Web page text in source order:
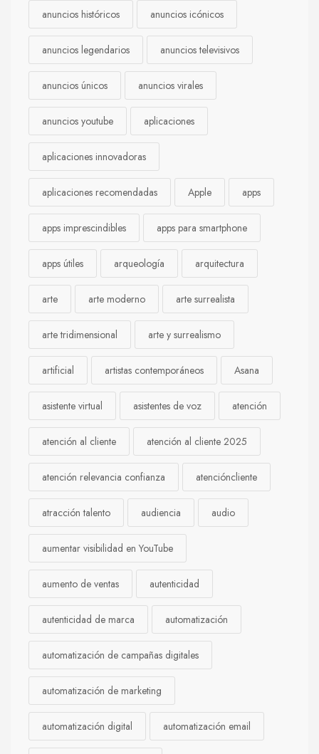
anuncios históricos anuncios icónicos
anuncios legendarios anuncios televisivos
anuncios únicos anuncios virales
anuncios youtube aplicaciones
aplicaciones innovadoras
aplicaciones recomendadas Apple apps
apps imprescindibles apps para smartphone
apps útiles arqueología arquitectura
arte arte moderno arte surrealista
arte tridimensional arte y surrealismo
artificial artistas contemporáneos Asana
asistente virtual asistentes de voz atención
atención al cliente atención al cliente 2025
atención relevancia confianza atencióncliente
atracción talento audiencia audio
aumentar visibilidad en YouTube
aumento de ventas autenticidad
autenticidad de marca automatización
automatización de campañas digitales
automatización de marketing
automatización digital automatización email